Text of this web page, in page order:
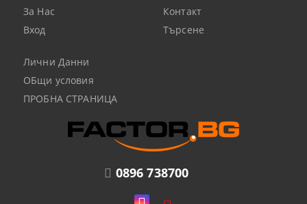
0896 738700
За Нас
Вход
Контакт
Търсене
Лични Данни
ОБщи условия
ПРОБНА СТРАНИЦА